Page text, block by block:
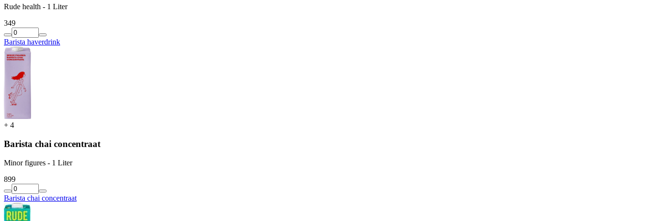
Rude health - 1 Liter
349
Barista haverdrink
+ 4
Barista chai concentraat
Minor figures - 1 Liter
899
Barista chai concentraat